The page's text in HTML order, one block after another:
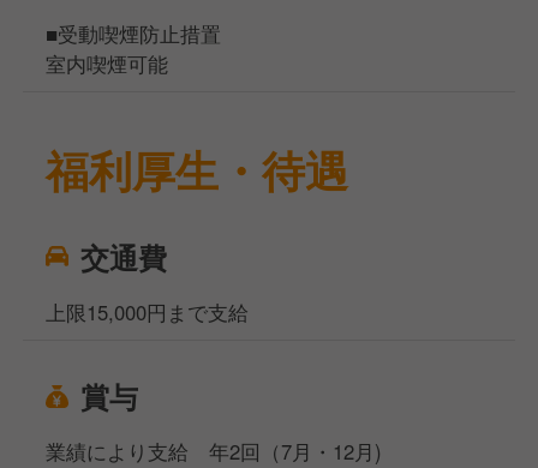
■受動喫煙防止措置
室内喫煙可能
福利厚生・待遇
交通費
上限15,000円まで支給
賞与
業績により支給 年2回（7月・12月)